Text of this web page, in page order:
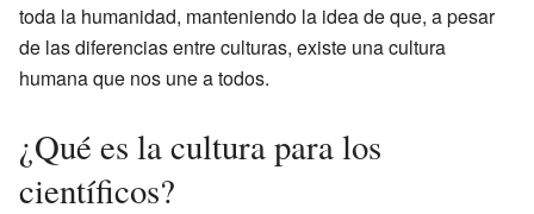
toda la humanidad, manteniendo la idea de que, a pesar
de las diferencias entre culturas, existe una cultura
humana que nos une a todos.
¿Qué es la cultura para los
científicos?